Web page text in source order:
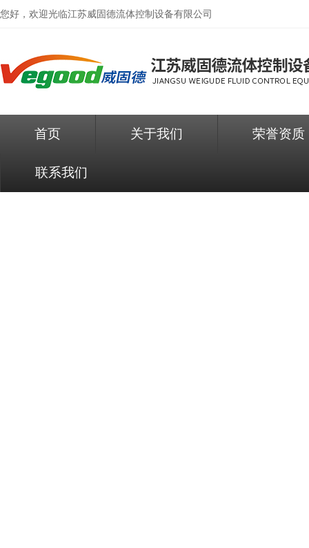
您好，欢迎光临江苏威固德流体控制设备有限公司
首页 关于我们 荣誉资质
联系我们